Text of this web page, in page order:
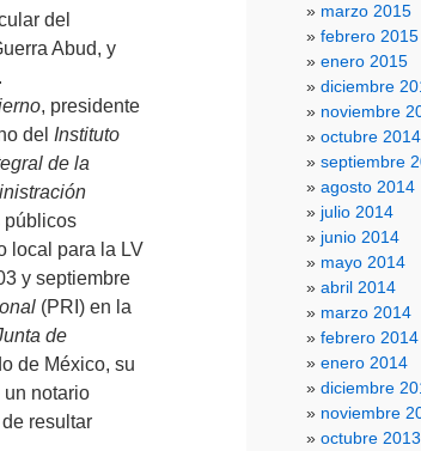
del
Abud, y
, presidente
del Instituto
de la
públicos
local para la LV
y septiembre
(PRI) en la
de
de México, su
un notario
resultar
marzo 2015
febrero 2015
enero 2015
diciembre
noviembre
octubre 2014
septiembre
agosto 2014
julio 2014
junio 2014
mayo 2014
abril 2014
marzo 2014
febrero 2014
enero 2014
diciembre
noviembre
octubre 2013